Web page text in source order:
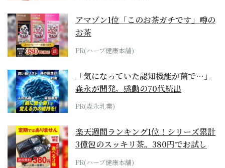
アマゾン1位「このお茶ガチです」噂の
お茶
PR(ハーブ健康本舗)
「気になっていた認知機能が菌で…」
森永が開発。感動の70代続出
PR(森永乳業)
楽天週間ランキング1位！シリーズ累計
3億包のスッキリ茶。380円でお試し
PR(ハーブ健康本舗)